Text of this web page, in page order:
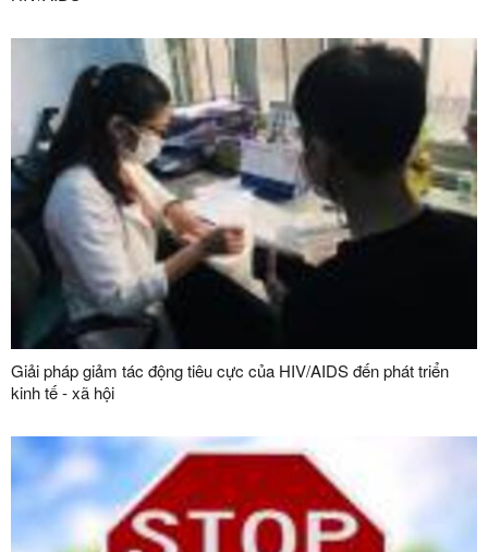
Giải pháp giảm tác động tiêu cực của HIV/AIDS đến phát triển
kinh tế - xã hội